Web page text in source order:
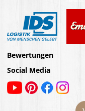
Bewertungen
Social Media